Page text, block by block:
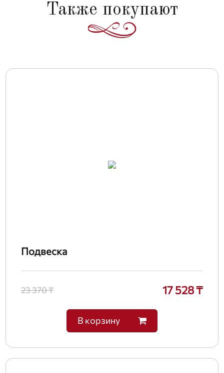
Также покупают
Подвеска
23 370 ₸ 17 528 ₸
В корзину